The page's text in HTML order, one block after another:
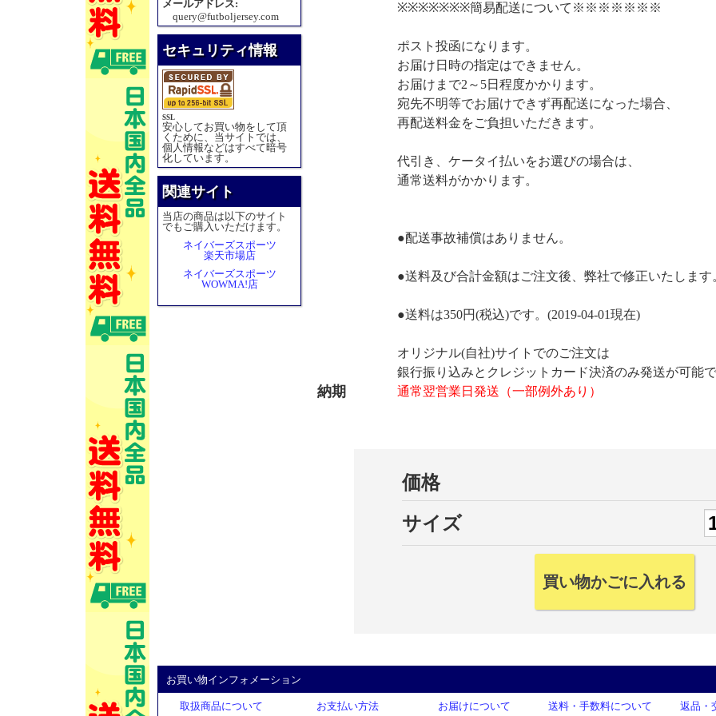
メールアドレス:
query@futboljersey.com
セキュリティ情報
SSL
安心してお買い物をして頂
くために、当サイトでは、
個人情報などはすべて暗号
化しています。
関連サイト
当店の商品は以下のサイト
でもご購入いただけます。
ネイバーズスポーツ
楽天市場店
ネイバーズスポーツ
WOWMA!店
※※※※※※※簡易配送について※※※※※※※
ポスト投函になります。
お届け日時の指定はできません。
お届けまで2～5日程度かかります。
宛先不明等でお届けできず再配送になった場合、
再配送料金をご負担いただきます。
代引き、ケータイ払いをお選びの場合は、
通常送料がかかります。
●配送事故補償はありません。
●送料及び合計金額はご注文後、弊社で修正いたします
●送料は350円(税込)です。(2019-04-01現在)
オリジナル(自社)サイトでのご注文は
銀行振り込みとクレジットカード決済のみ発送が可能
納期 通常翌営業日発送（一部例外あり）
価格
サイズ
お買い物インフォメーション
取扱商品について お支払い方法 お届けについて 送料・手数料について 返品・